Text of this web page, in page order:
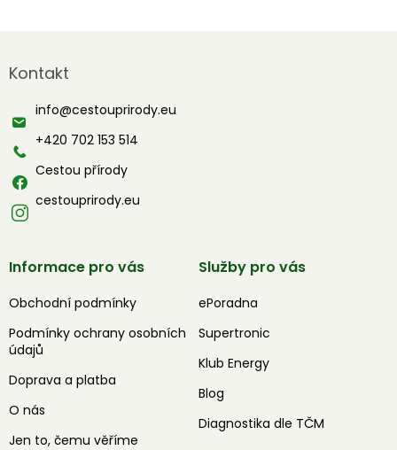
p
t
Kontakt
info@cestouprirody.eu
+420 702 153 514
Cestou přírody
cestouprirody.eu
Informace pro vás
Obchodní podmínky
Podmínky ochrany osobních
údajů
Doprava a platba
O nás
Jen to, čemu věříme
Služby pro vás
ePoradna
Supertronic
Klub Energy
Blog
Diagnostika dle TČM